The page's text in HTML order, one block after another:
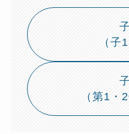
（子
（第1・